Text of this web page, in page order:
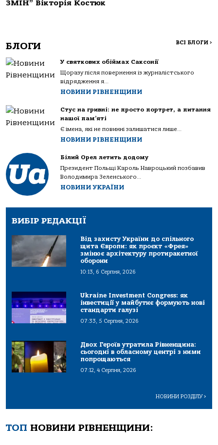
ЗМІН” Вікторія Костюк
БЛОГИ ВСІ БЛОГИ >
У святкових обіймах Саксонії
Щоразу після повернення із журналістського
відрядження я...
НОВИНИ РІВНЕНЩИНИ
Стус на гривні: не просто портрет, а питання
нашої пам’яті
Є імена, які не повинні залишатися лише...
НОВИНИ РІВНЕНЩИНИ
Білий Орел летить додому
Президент Польщі Кароль Навроцький позбавив
Володимира Зеленського...
НОВИНИ УКРАЇНИ
ВИБІР РЕДАКЦІЇ
Від захисту України до спільного
щита Європи: як проєкт «Фрея»
змінює архітектуру протиракетної
оборони
10:13, 6 Серпня, 2026
Ukraine Investment Congress: як
інвестиції у майбутнє формують нові
стандарти галузі
07:33, 5 Серпня, 2026
Двох Героїв утратила Рівненщина:
сьогодні в обласному центрі з ними
попрощаються
07:12, 4 Серпня, 2026
НОВИНИ РОЗДІЛУ>
ТОП НОВИНИ РІВНЕНЩИНИ: